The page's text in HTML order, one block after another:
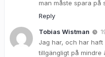
man måste spara på
Reply
Tobias Wistman
Jag har, och har haft
tillgängligt på mindre